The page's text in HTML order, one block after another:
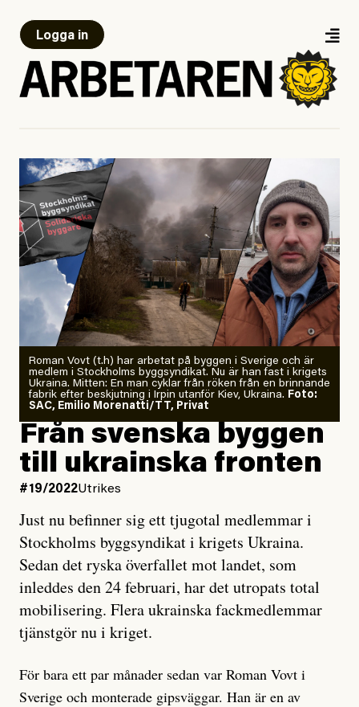
Logga in
Roman Vovt (t.h) har arbetat på byggen i Sverige och är
medlem i Stockholms byggsyndikat. Nu är han fast i krigets
Ukraina. Mitten: En man cyklar från röken från en brinnande
fabrik efter beskjutning i Irpin utanför Kiev, Ukraina. Foto:
SAC, Emilio Morenatti/TT, Privat
Från svenska byggen
till ukrainska fronten
#19/2022Utrikes
Just nu befinner sig ett tjugotal medlemmar i
Stockholms byggsyndikat i krigets Ukraina.
Sedan det ryska överfallet mot landet, som
inleddes den 24 februari, har det utropats total
mobilisering. Flera ukrainska fackmedlemmar
tjänstgör nu i kriget.
För bara ett par månader sedan var Roman Vovt i
Sverige och monterade gipsväggar. Han är en av